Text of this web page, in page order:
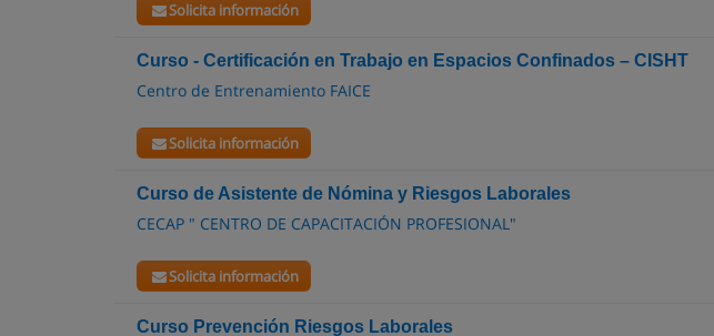
Solicita información
Curso - Certificación en Trabajo en Espacios Confinados – CISHT
Centro de Entrenamiento FAICE
Solicita información
Curso de Asistente de Nómina y Riesgos Laborales
CECAP " CENTRO DE CAPACITACIÓN PROFESIONAL"
Solicita información
Curso Prevención Riesgos Laborales